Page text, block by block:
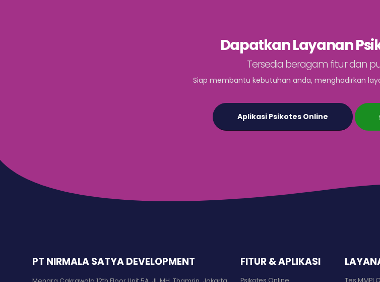
Dapatkan Layanan
Tersedia beragam fitur dan
Siap membantu kebutuhan anda, menghadirkan
Aplikasi Psikotes Online
PT NIRMALA SATYA DEVELOPMENT FITUR & APLIKASI
Psikotes Online Tes MMPI